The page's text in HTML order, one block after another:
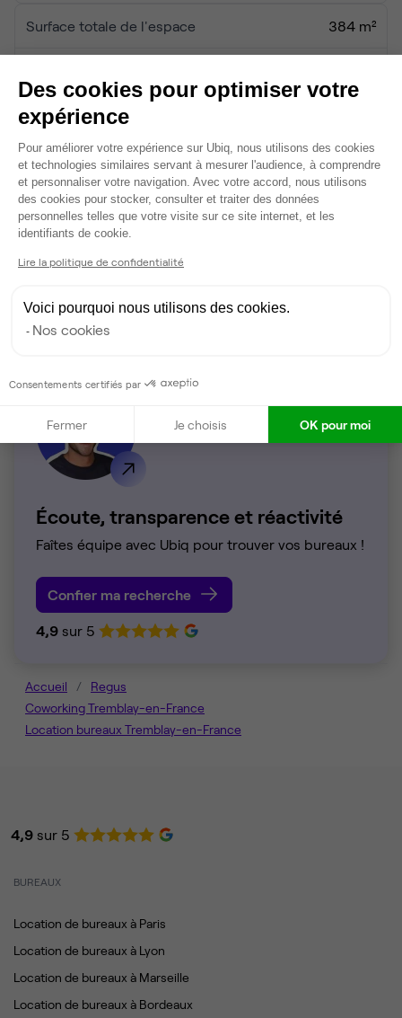
Surface totale de l'espace 384 m²
Services
8 salles de réunion partagées
Wifi
Accès serveur
Câblage RJ45
Fibre
Coin cafet'
Climatisation
Espace détente
Ménage
Écoute, transparence et réactivité
Faîtes équipe avec Ubiq pour trouver vos bureaux !
Confier ma recherche
4,9 sur 5
Accueil
Regus
Coworking Tremblay-en-France
Location bureaux Tremblay-en-France
4,9 sur 5
BUREAUX
Location de bureaux à Paris
Location de bureaux à Lyon
Location de bureaux à Marseille
Location de bureaux à Bordeaux
Des cookies pour optimiser votre
expérience
Plateforme de Gestion du
Pour améliorer votre expérience sur Ubiq, nous utilisons des cookies
et technologies similaires servant à mesurer l'audience, à comprendre
et personnaliser votre navigation. Avec votre accord, nous utilisons
des cookies pour stocker, consulter et traiter des données
personnelles telles que votre visite sur ce site internet, et les
identifiants de cookie.
Lire la politique de confidentialité
Voici pourquoi nous utilisons des cookies.
Nos cookies
Consentements certifiés par
Fermer Je choisis OK pour moi